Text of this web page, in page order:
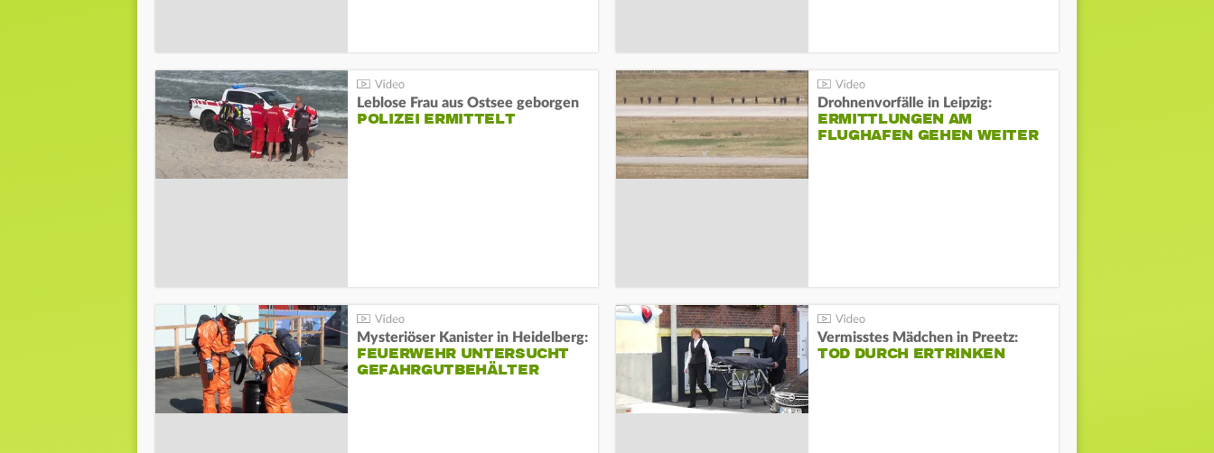
Leblose Frau aus Ostsee geborgen
POLIZEI ERMITTELT
Drohnenvorfälle in Leipzig:
ERMITTLUNGEN AM
FLUGHAFEN GEHEN WEITER
Mysteriöser Kanister in Heidelberg:
FEUERWEHR UNTERSUCHT
GEFAHRGUTBEHÄLTER
Vermisstes Mädchen in Preetz:
TOD DURCH ERTRINKEN